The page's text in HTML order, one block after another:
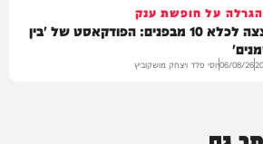
הגרלה על חופשת ענק
הצצה לכלא 10 מבפנים: הפודקאסט של 'בין
06/08/26יוסי פלד ויצחק מושקוביץ